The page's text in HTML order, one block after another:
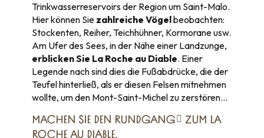
Trinkwasserreservoirs der Region um Saint-Malo.
Hier können Sie zahlreiche Vögelbeobachten:
Stockenten, Reiher, Teichhühner, Kormorane usw.
Am Ufer des Sees, in der Nähe einer Landzunge,
erblicken Sie La Roche au Diable. Einer
Legende nach sind dies die Fußabdrücke, die der
Teufel hinterließ, als er diesen Felsen mitnehmen
wollte, um den Mont-Saint-Michel zu zerstören…
MACHEN SIE DEN RUNDGANG
ZUM LA
ROCHE AU DIABLE.